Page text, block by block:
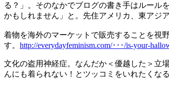
る？」。そのなかでブログの書き手はルール
かもしれません」と。先住アメリカ、東アジ
着物を海外のマーケットで販売することを視
す。 http://everydayfeminism.com/･･･/is-your-
文化の盗用神経症。なんだか＜優越した＞立
んにも着られない！とツッコミをいれたくな